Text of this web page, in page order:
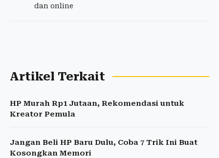
dan online
Artikel Terkait
HP Murah Rp1 Jutaan, Rekomendasi untuk
Kreator Pemula
Jangan Beli HP Baru Dulu, Coba 7 Trik Ini Buat
Kosongkan Memori